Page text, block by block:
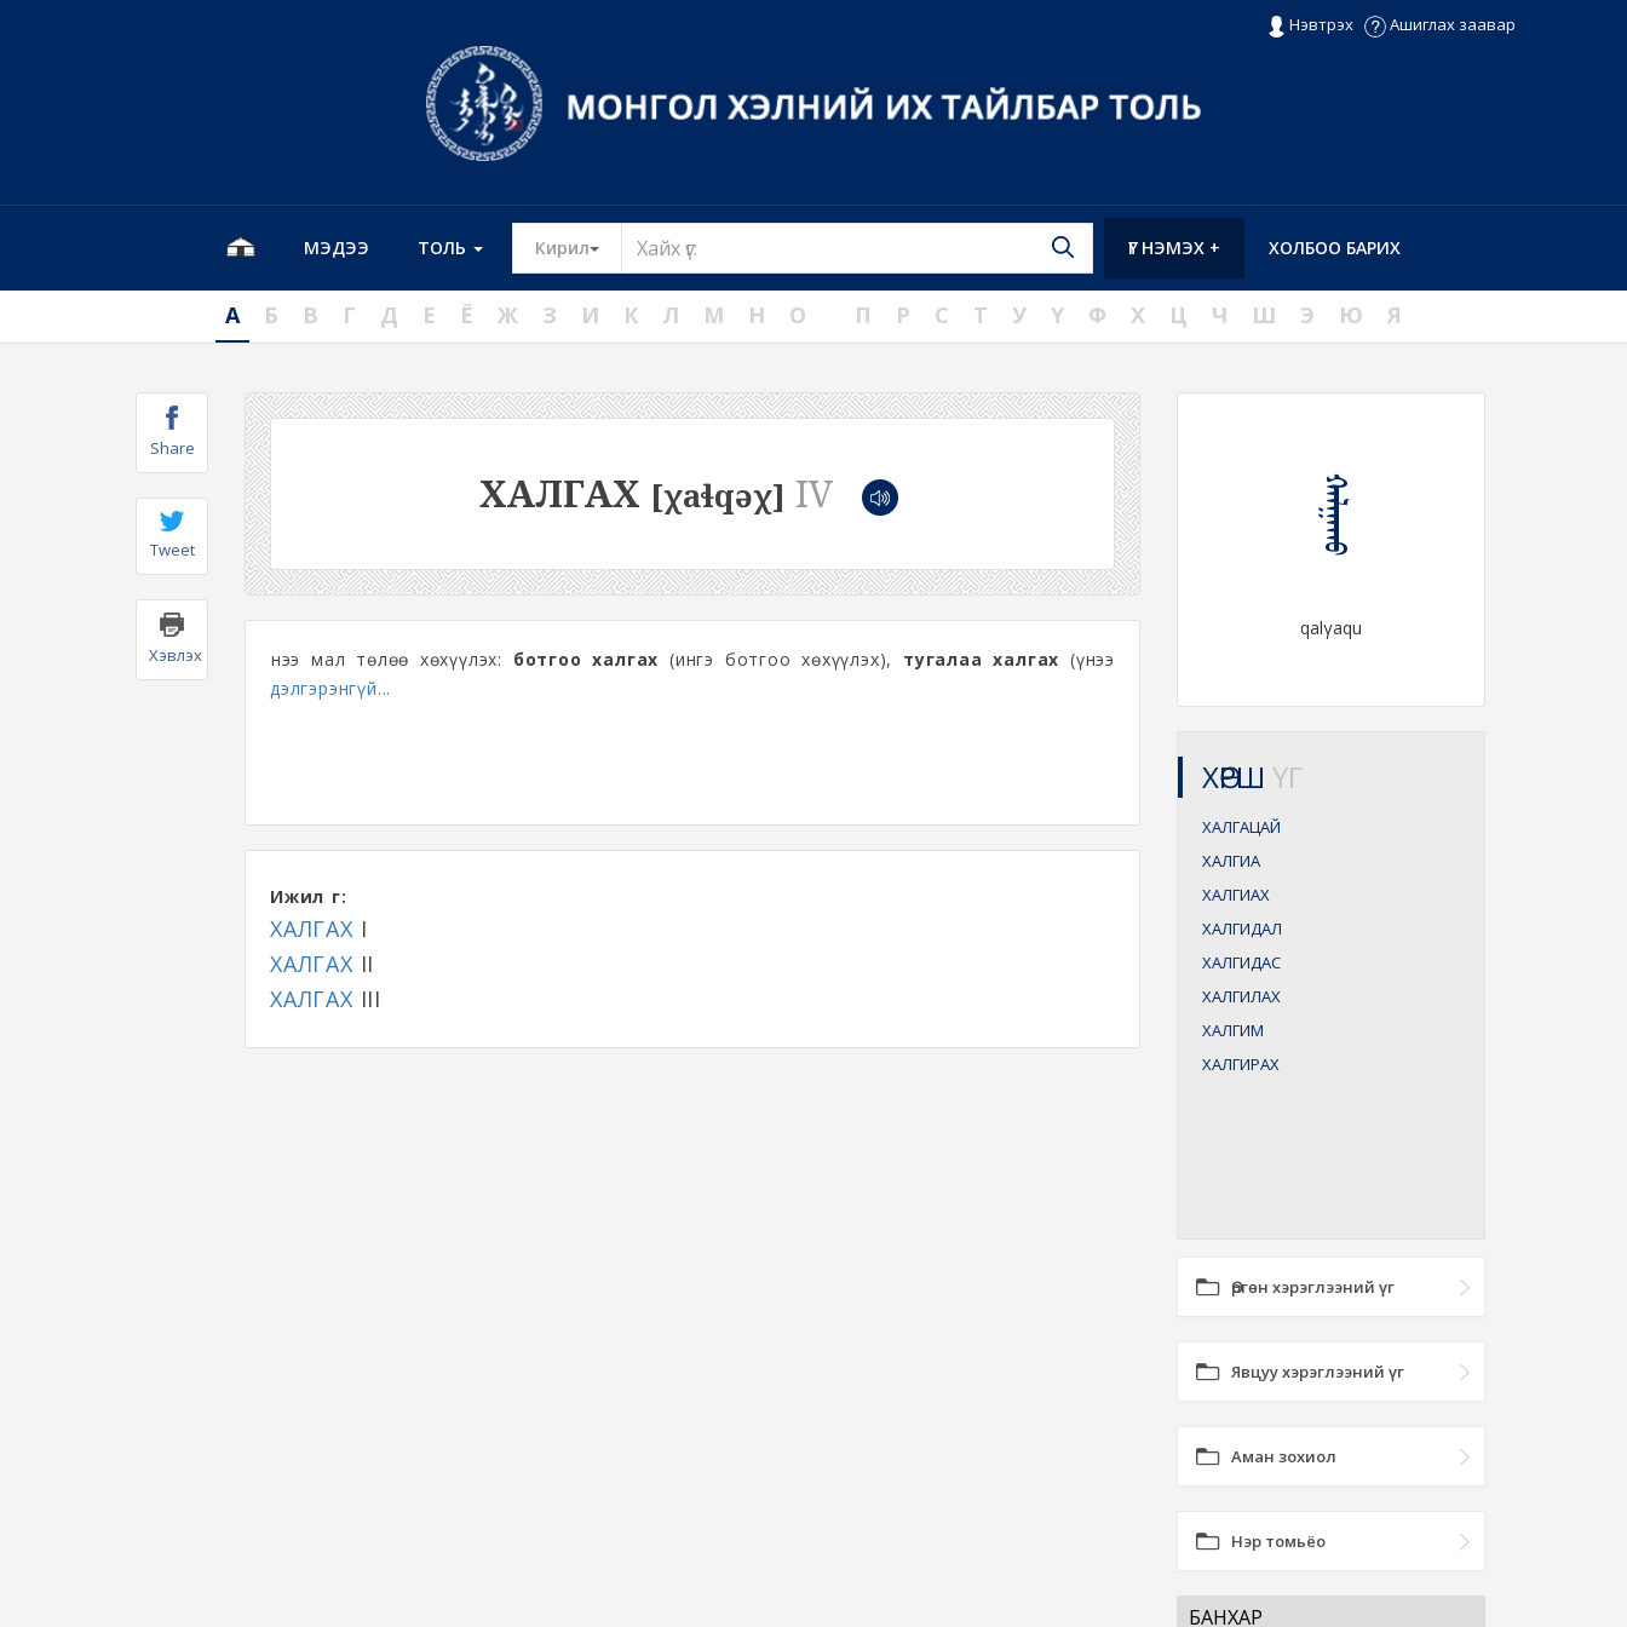
Нэвтрэх Ашиглах заавар
МЭДЭЭ ТОЛЬ Кирил Toggle Dropdown ХОЛБОО БАРИХ
ҮГ НЭМЭХ +
А Б В Г Д Е Ё Ж З И К Л М Н О П Р С Т У Ү Ф Х Ц Ч Ш Э Ю Я
Share
Tweet
Хэвлэх
ХАЛГАХ [χaɬqəχ] IV
Үнээ мал төлөө хөхүүлэх: ботгоо халгах (ингэ ботгоо хөхүүлэх), тугалаа халгах (үнээ
дэлгэрэнгүй...
Ижил үг:
ХАЛГАХ I
ХАЛГАХ II
ХАЛГАХ III
ᠬᠠᠯᠭᠠᠬᠤ
qalγaqu
ХӨРШ ҮГ
ХАЛГАЦАЙ
ХАЛГИА
ХАЛГИАХ
ХАЛГИДАЛ
ХАЛГИДАС
ХАЛГИЛАХ
ХАЛГИМ
ХАЛГИРАХ
Өргөн хэрэглээний үг
Явцуу хэрэглээний үг
Аман зохиол
Нэр томьёо
БАНХАР